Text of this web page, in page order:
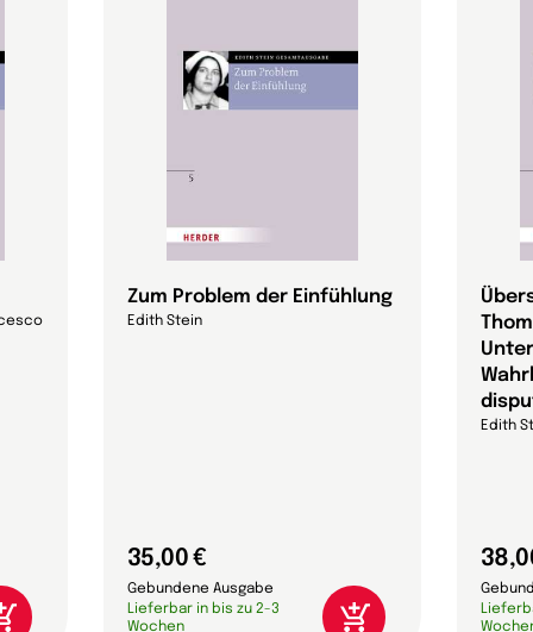
Zum Problem der Einfühlung
Edith Stein
35,00 €
Gebundene Ausgabe
Lieferbar in bis zu 2-3
Wochen
Edith